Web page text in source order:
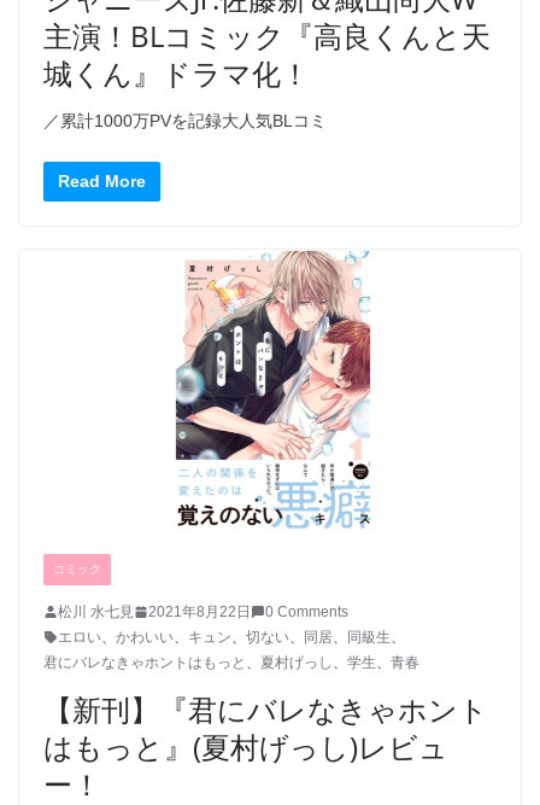
主演！BLコミック『高良くんと天
城くん』ドラマ化！
／累計1000万PVを記録大人気BLコミ
Read More
コミック
松川 水七見 2021年8月22日
0 Comments
エロい
かわいい キュン 切ない 同居 同級生
君にバレなきゃホントはもっと
夏村げっし 学生 青春
【新刊】『君にバレなきゃホント
はもっと』(夏村げっし)レビュ
ー！